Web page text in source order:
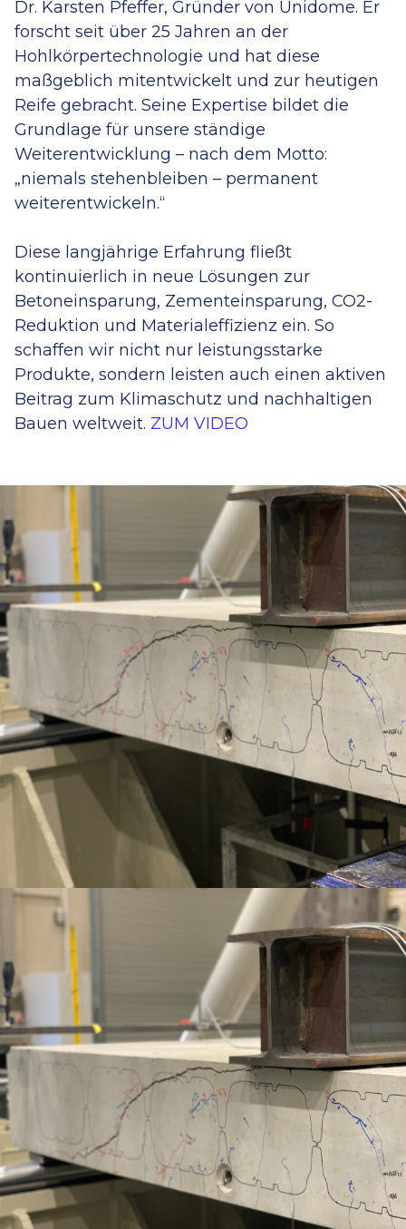
Dr. Karsten Pfeffer, Gründer von Unidome. Er
forscht seit über 25 Jahren an der
Hohlkörpertechnologie und hat diese
maßgeblich mitentwickelt und zur heutigen
Reife gebracht. Seine Expertise bildet die
Grundlage für unsere ständige
Weiterentwicklung – nach dem Motto:
„niemals stehenbleiben – permanent
weiterentwickeln.“
Diese langjährige Erfahrung fließt
kontinuierlich in neue Lösungen zur
Betoneinsparung, Zementeinsparung, CO2-
Reduktion und Materialeffizienz ein. So
schaffen wir nicht nur leistungsstarke
Produkte, sondern leisten auch einen aktiven
Beitrag zum Klimaschutz und nachhaltigen
Bauen weltweit. ZUM VIDEO